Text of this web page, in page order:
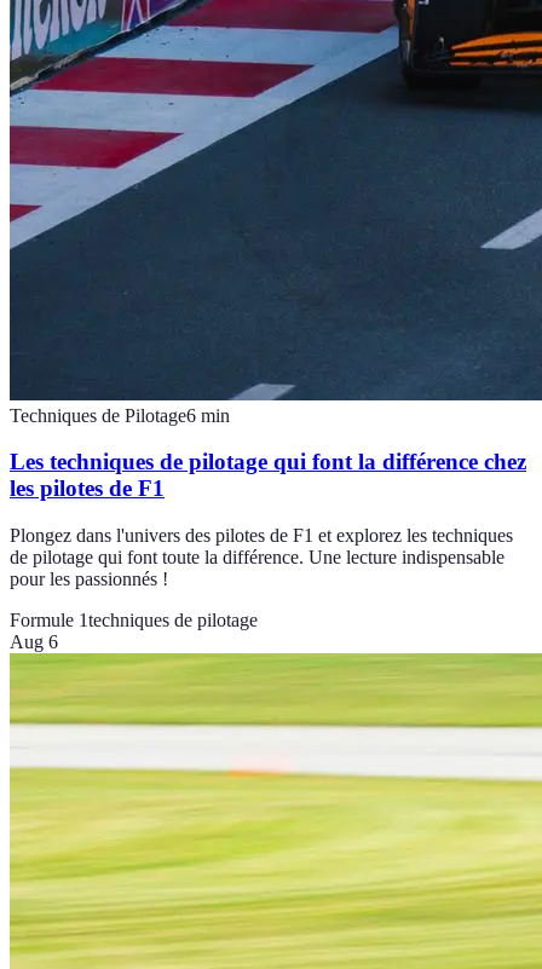
Techniques de Pilotage6 min
Les techniques de pilotage qui font la différence chez
les pilotes de F1
Plongez dans l'univers des pilotes de F1 et explorez les techniques
de pilotage qui font toute la différence. Une lecture indispensable
pour les passionnés !
Formule 1techniques de pilotage
Aug 6